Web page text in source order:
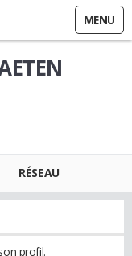
MENU
RÉSEAU
profil.